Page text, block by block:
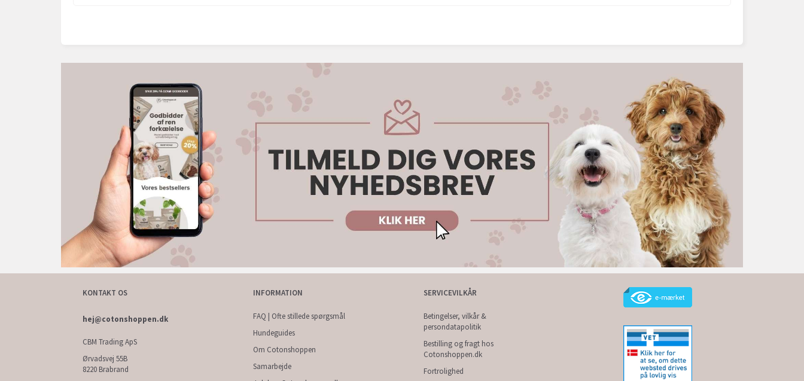
KONTAKT OS
hej@cotonshoppen.dk
CBM Trading ApS
Ørvadsvej 55B
8220 Brabrand
INFORMATION
FAQ | Ofte stillede spørgsmål
Hundeguides
Om Cotonshoppen
Samarbejde
SERVICEVILKÅR
Betingelser, vilkår &
persondatapolitik
Bestilling og fragt hos
Cotonshoppen.dk
Fortrolighed